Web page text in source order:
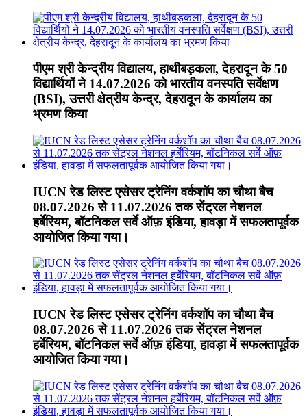
पीएम श्री केन्द्रीय विद्यालय, हाथीबड़कला, देहरादून के 50
विद्यार्थियों ने 14.07.2026 को भारतीय वनस्पति सर्वेक्षण
(BSI), उत्तरी क्षेत्रीय केन्द्र, देहरादून के कार्यालय का
भ्रमण किया
IUCN रेड लिस्ट एसेसर ट्रेनिंग वर्कशॉप का चौथा बैच
08.07.2026 से 11.07.2026 तक सेंट्रल नेशनल
हर्बेरियम, बॉटनिकल सर्वे ऑफ़ इंडिया, हावड़ा में सफलतापूर्वक
आयोजित किया गया।
IUCN रेड लिस्ट एसेसर ट्रेनिंग वर्कशॉप का चौथा बैच
08.07.2026 से 11.07.2026 तक सेंट्रल नेशनल
हर्बेरियम, बॉटनिकल सर्वे ऑफ़ इंडिया, हावड़ा में सफलतापूर्वक
आयोजित किया गया।